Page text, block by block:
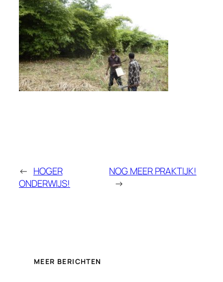
← HOGER
ONDERWIJS!
NOG MEER PRAKTIJK!
→
MEER BERICHTEN